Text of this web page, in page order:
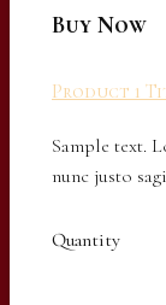
Buy Now
Product 1
Sample text.
nunc justo
Quantity